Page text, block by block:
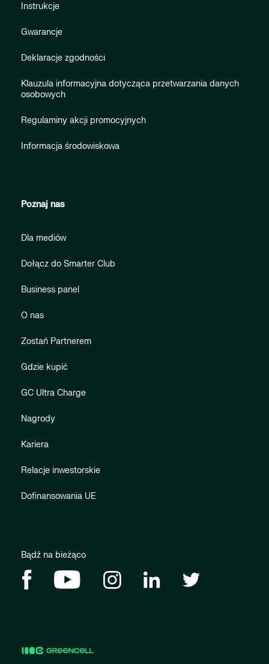
Instrukcje
Gwarancje
Deklaracje zgodności
Klauzula informacyjna dotycząca przetwarzania danych
osobowych
Regulaminy akcji promocyjnych
Informacja środowiskowa
Poznaj nas
Dla mediów
Dołącz do Smarter Club
Business panel
O nas
Zostań Partnerem
Gdzie kupić
GC Ultra Charge
Nagrody
Kariera
Relacje inwestorskie
Dofinansowania UE
Bądź na bieżąco